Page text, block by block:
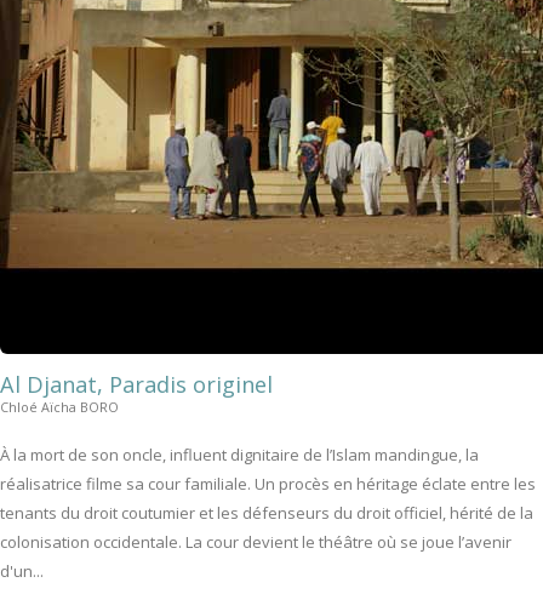
Al Djanat, Paradis originel
Chloé Aïcha BORO
À la mort de son oncle, influent dignitaire de l’Islam mandingue, la
réalisatrice filme sa cour familiale. Un procès en héritage éclate entre les
tenants du droit coutumier et les défenseurs du droit officiel, hérité de la
colonisation occidentale. La cour devient le théâtre où se joue l’avenir
d'un...